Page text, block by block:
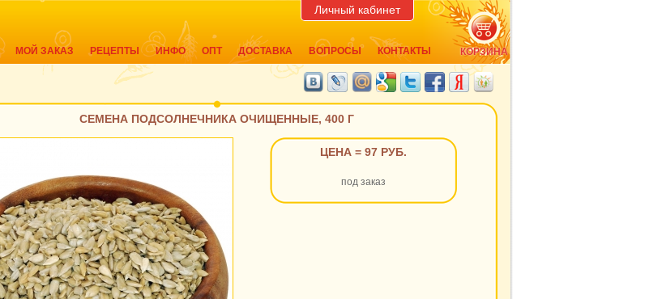
Личный кабинет
МОЙ ЗАКАЗ РЕЦЕПТЫ ИНФО ОПТ ДОСТАВКА ВОПРОСЫ КОНТАКТЫ КОРЗИНА
СЕМЕНА ПОДСОЛНЕЧНИКА ОЧИЩЕННЫЕ, 400 Г
ЦЕНА = 97 РУБ.
под заказ